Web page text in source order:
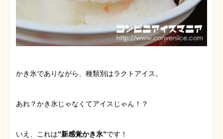
かき氷でありながら、種類別はラクトアイス。
あれ？かき氷じゃなくてアイスじゃん！？
いえ、これは”新感覚かき氷”です！